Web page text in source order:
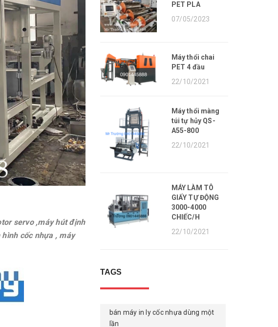
servo ,máy hút định
cốc nhựa , máy
PET PLA
07/05/2023
Máy thổi chai
PET 4 đầu
22/10/2021
Máy thổi màng
túi tự hủy QS-
A55-800
22/10/2021
MÁY LÀM TÔ
GIẤY TỰ ĐỘNG
3000-4000
CHIẾC/H
22/10/2021
TAGS
bán máy in ly cốc nhựa dùng một
lần